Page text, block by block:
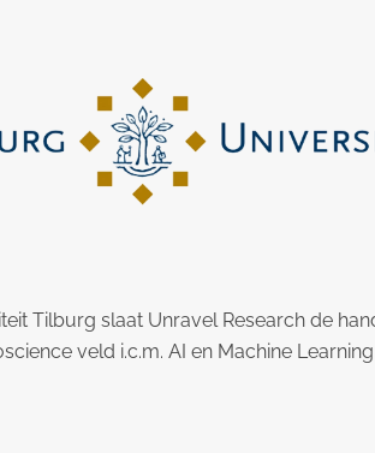
Tilburg slaat Unravel Research de
veld i.c.m. AI en Machine